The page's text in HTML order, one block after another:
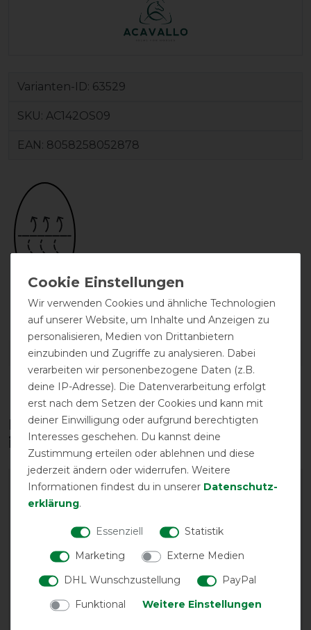
Varianten-ID: 63529
SKU: AC142OS09
EAN: 8058258052878
atmungsaktiv
DETAILS ZUR PRODUKTSICHERHEIT
Diese Produkte könnten dich auch
interessieren
-10% -10%
Wir verwenden Cookies und ähnliche Technologien
auf unserer Website, um Inhalte und Anzeigen zu
personalisieren, Medien von Drittanbietern
einzubinden und Zugriffe zu analysieren. Dabei
verarbeiten wir personenbezogene Daten (z.B.
deine IP-Adresse). Die Datenverarbeitung erfolgt
erst nach dem Setzen der Cookies und kann mit
deiner Einwilligung oder aufgrund berechtigten
Interesses geschehen. Du kannst deine
Zustimmung erteilen oder ablehnen und diese
jederzeit ändern oder widerrufen. Weitere
Informationen findest du in unserer Daten­schutz­
erklärung.
Essenziell
Statistik
Marketing
Externe Medien
DHL Wunschzustellung
PayPal
Funktional
Weitere Einstellungen